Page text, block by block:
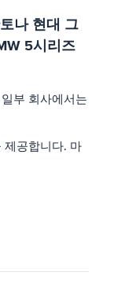
나 현대 그
5시리즈
부 회사에서는
제공합니다. 마